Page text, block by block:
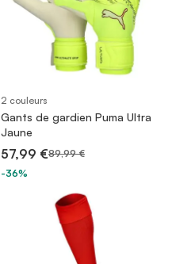
2 couleurs
Gants de gardien Puma Ultra
Jaune
57,99 €89,99 €
-36%